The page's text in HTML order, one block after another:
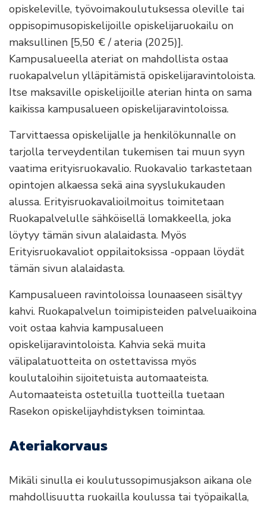
opiskeleville, työvoimakoulutuksessa oleville tai
oppisopimusopiskelijoille opiskelijaruokailu on
maksullinen [5,50 € / ateria (2025)].
Kampusalueella ateriat on mahdollista ostaa
ruokapalvelun ylläpitämistä opiskelijaravintoloista.
Itse maksaville opiskelijoille aterian hinta on sama
kaikissa kampusalueen opiskelijaravintoloissa.
Tarvittaessa opiskelijalle ja henkilökunnalle on
tarjolla terveydentilan tukemisen tai muun syyn
vaatima erityisruokavalio. Ruokavalio tarkastetaan
opintojen alkaessa sekä aina syyslukukauden
alussa. Erityisruokavalioilmoitus toimitetaan
Ruokapalvelulle sähköisellä lomakkeella, joka
löytyy tämän sivun alalaidasta. Myös
Erityisruokavaliot oppilaitoksissa -oppaan löydät
tämän sivun alalaidasta.
Kampusalueen ravintoloissa lounaaseen sisältyy
kahvi. Ruokapalvelun toimipisteiden palveluaikoina
voit ostaa kahvia kampusalueen
opiskelijaravintoloista. Kahvia sekä muita
välipalatuotteita on ostettavissa myös
koulutaloihin sijoitetuista automaateista.
Automaateista ostetuilla tuotteilla tuetaan
Rasekon opiskelijayhdistyksen toimintaa.
Ateriakorvaus
Mikäli sinulla ei koulutussopimusjakson aikana ole
mahdollisuutta ruokailla koulussa tai työpaikalla,